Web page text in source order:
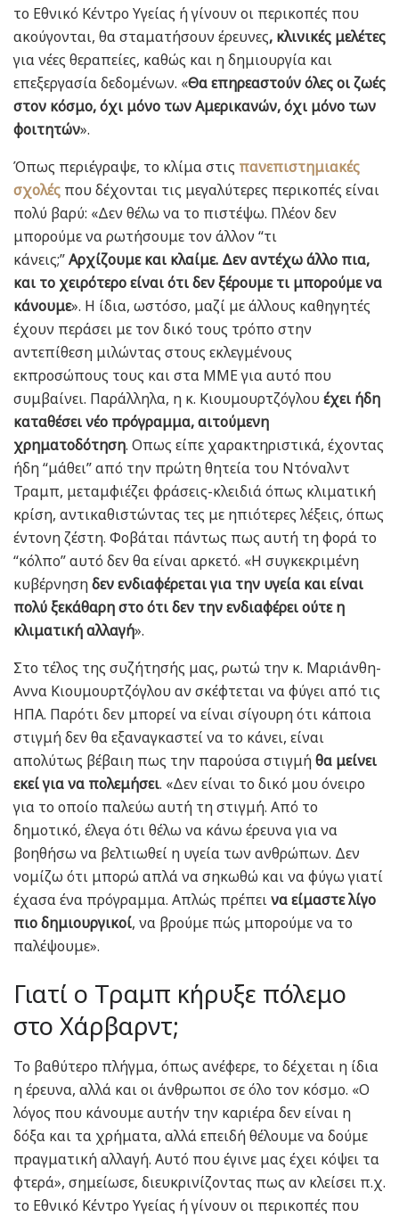
το Εθνικό Κέντρο Υγείας ή γίνουν οι περικοπές που
ακούγονται, θα σταματήσουν έρευνες, κλινικές μελέτες
για νέες θεραπείες, καθώς και η δημιουργία και
επεξεργασία δεδομένων. «Θα επηρεαστούν όλες οι ζωές
στον κόσμο, όχι μόνο των Αμερικανών, όχι μόνο των
φοιτητών».
Όπως περιέγραψε, το κλίμα στις πανεπιστημιακές
σχολές που δέχονται τις μεγαλύτερες περικοπές είναι
πολύ βαρύ: «Δεν θέλω να το πιστέψω. Πλέον δεν
μπορούμε να ρωτήσουμε τον άλλον “τι
κάνεις;”Αρχίζουμε και κλαίμε. Δεν αντέχω άλλο πια,
και το χειρότερο είναι ότι δεν ξέρουμε τι μπορούμε να
κάνουμε». Η ίδια, ωστόσο, μαζί με άλλους καθηγητές
έχουν περάσει με τον δικό τους τρόπο στην
αντεπίθεση μιλώντας στους εκλεγμένους
εκπροσώπους τους και στα ΜΜΕ για αυτό που
συμβαίνει. Παράλληλα, η κ. Κιουμουρτζόγλου έχει ήδη
καταθέσει νέο πρόγραμμα, αιτούμενη
χρηματοδότηση. Οπως είπε χαρακτηριστικά, έχοντας
ήδη “μάθει” από την πρώτη θητεία του Ντόναλντ
Τραμπ, μεταμφιέζει φράσεις-κλειδιά όπως κλιματική
κρίση, αντικαθιστώντας τες με ηπιότερες λέξεις, όπως
έντονη ζέστη. Φοβάται πάντως πως αυτή τη φορά το
“κόλπο” αυτό δεν θα είναι αρκετό. «Η συγκεκριμένη
κυβέρνησηδεν ενδιαφέρεται για την υγεία και είναι
πολύ ξεκάθαρη στο ότι δεν την ενδιαφέρει ούτε η
κλιματική αλλαγή».
Στο τέλος της συζήτησής μας, ρωτώ την κ. Μαριάνθη-
Αννα Κιουμουρτζόγλου αν σκέφτεται να φύγει από τις
ΗΠΑ. Παρότι δεν μπορεί να είναι σίγουρη ότι κάποια
στιγμή δεν θα εξαναγκαστεί να το κάνει, είναι
απολύτως βέβαιη πως την παρούσα στιγμήθα μείνει
εκεί για να πολεμήσει. «Δεν είναι το δικό μου όνειρο
για το οποίο παλεύω αυτή τη στιγμή. Από το
δημοτικό, έλεγα ότι θέλω να κάνω έρευνα για να
βοηθήσω να βελτιωθεί η υγεία των ανθρώπων. Δεν
νομίζω ότι μπορώ απλά να σηκωθώ και να φύγω γιατί
έχασα ένα πρόγραμμα. Απλώς πρέπεινα είμαστε λίγο
πιο δημιουργικοί, να βρούμε πώς μπορούμε να το
παλέψουμε».
Γιατί ο Τραμπ κήρυξε πόλεμο
στο Χάρβαρντ;
Το βαθύτερο πλήγμα, όπως ανέφερε, το δέχεται η ίδια
η έρευνα, αλλά και οι άνθρωποι σε όλο τον κόσμο. «Ο
λόγος που κάνουμε αυτήν την καριέρα δεν είναι η
δόξα και τα χρήματα, αλλά επειδή θέλουμε να δούμε
πραγματική αλλαγή. Αυτό που έγινε μας έχει κόψει τα
φτερά», σημείωσε, διευκρινίζοντας πως αν κλείσει π.χ.
το Εθνικό Κέντρο Υγείας ή γίνουν οι περικοπές που